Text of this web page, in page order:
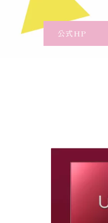
公式HP